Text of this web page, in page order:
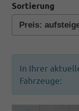
Sortierung
In Ihrer
Fahrzeuge: